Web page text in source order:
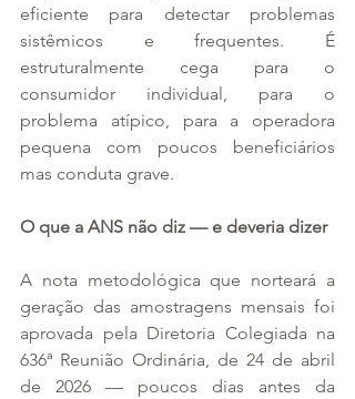
eficiente para detectar problemas
sistêmicos e frequentes. É
estruturalmente cega para o
consumidor individual, para o
problema atípico, para a operadora
pequena com poucos beneficiários
mas conduta grave.
O que a ANS não diz — e deveria dizer
A nota metodológica que norteará a
geração das amostragens mensais foi
aprovada pela Diretoria Colegiada na
636ª Reunião Ordinária, de 24 de abril
de 2026 — poucos dias antes da